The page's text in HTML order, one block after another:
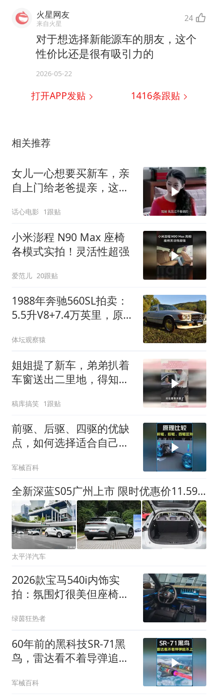
火星网友
来自火星 24
对于想选择新能源车的朋友，这个
性价比还是很有吸引力的
2026-05-22
打开APP发贴 1416条跟贴
相关推荐
女儿一心想要买新车，亲
自上门给老爸提亲，这操
话心电影 1跟贴
小米澎程 N90 Max 座椅
各模式实拍！灵活性超强
爱范儿 20跟贴
1988年奔驰560SL拍卖：
5.5升V8+7.4万英里，原版
体坛观察猿
姐姐提了新车，弟弟扒着
车窗送出二里地，得知真
稿库搞笑 1跟贴
前驱、后驱、四驱的优缺
点，如何选择适合自己的
军械百科
全新深蓝S05广州上市 限时优惠价11.59万元起 可享八项购车权益
太平洋汽车
2026款宝马540i内饰实
拍：氛围灯很美但座椅却
绿茵狂热者
60年前的黑科技SR-71黑
鸟，雷达看不着导弹追不
军械百科